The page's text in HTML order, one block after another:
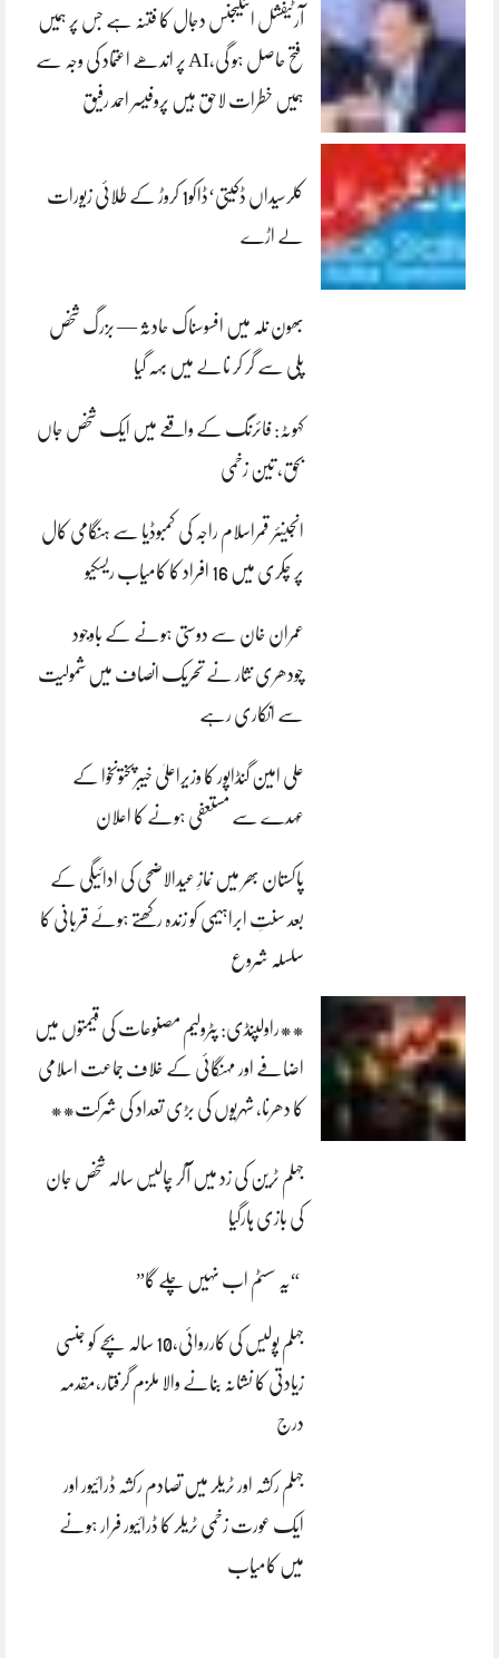
آرٹیفشل انٹلیجنس دجال کا فتنہ ہے جس پر ہمیں
فتح حاصل ہو گی،AI پر اندھے اعتماد کی وجہ سے
ہمیں خطرات لاحق ہیں پروفیسر احمد رفیق
کلرسیداں ڈکیتی‘ڈاکو1 کروڑ کے طلائی زیورات
لے اڑے
بھون نلہ میں افسوسناک حادثہ — بزرگ شخص
پلی سے گر کر نالے میں بہہ گیا
کہوٹہ: فائرنگ کے واقعے میں ایک شخص جاں
بحق، تین زخمی
انجینئر قمراسلام راجہ کی کمبوڈیا سے ہنگامی کال
پر چکری میں 16 افراد کا کامیاب ریسکیو
عمران خان سے دوستی ہونے کے باوجود
چودھری نثار نے تحریک انصاف میں شمولیت
سے انکاری رہے
علی امین گنڈاپور کا وزیراعلیٰ خیبرپختونخوا کے
عہدے سے مستعفی ہونے کا اعلان
پاکستان بھر میں نمازِ عیدالاضحی کی ادائیگی کے
بعد سنتِ ابراہیمی کو زندہ رکھتے ہوئے قربانی کا
سلسلہ شروع
**راولپنڈی: پٹرولیم مصنوعات کی قیمتوں میں
اضافے اور مہنگائی کے خلاف جماعت اسلامی
کا دھرنا، شہریوں کی بڑی تعداد کی شرکت**
جہلم ٹرین کی زد میں آکر چالیس سالہ شخص جان
کی بازی ہارگیا
“یہ سسٹم اب نہیں چلے گا”
جہلم پولیس کی کارروائی،10 سالہ بچے کو جنسی
زیادتی کا نشانہ بنانے والا ملزم گرفتار،مقدمہ
درج
جہلم رکشہ اور ٹریلر میں تصادم رکشہ ڈرائیور اور
ایک عورت زخمی ٹریلر کا ڈرائیور فرار ہونے
میں کامیاب